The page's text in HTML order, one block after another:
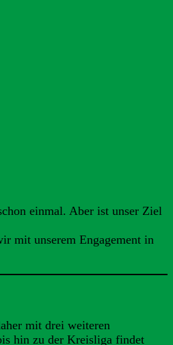
einmal. Aber ist unser Ziel
mit unserem Engagement in
mit drei weiteren
hin zu der Kreisliga findet